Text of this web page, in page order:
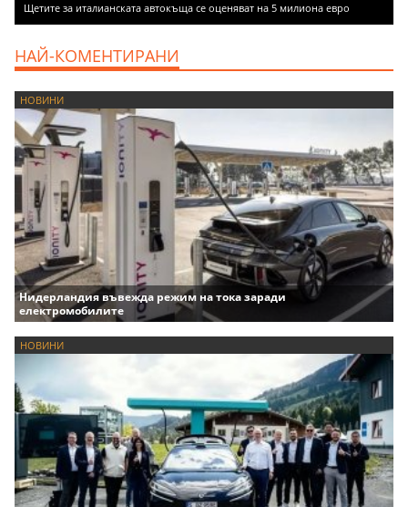
Щетите за италианската автокъща се оценяват на 5 милиона евро
НАЙ-КОМЕНТИРАНИ
НОВИНИ
Нидерландия въвежда режим на тока заради
електромобилите
НОВИНИ